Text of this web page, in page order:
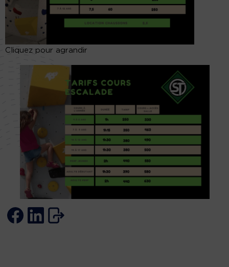
Cliquez pour agrandir